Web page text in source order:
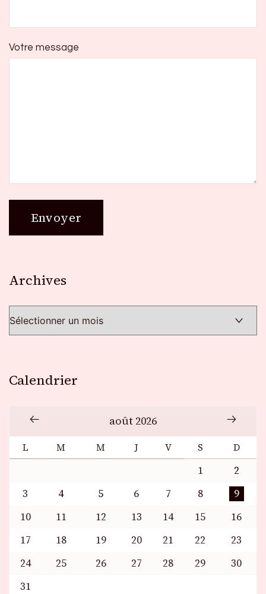
Votre message
Archives
Calendrier
août 2026
L M M J V S D
1
2
3
4 5 6 7 8
9
10
11 12 13 14 15
16
17
18 19 20 21 22
23
24
25 26 27 28 29
30
31